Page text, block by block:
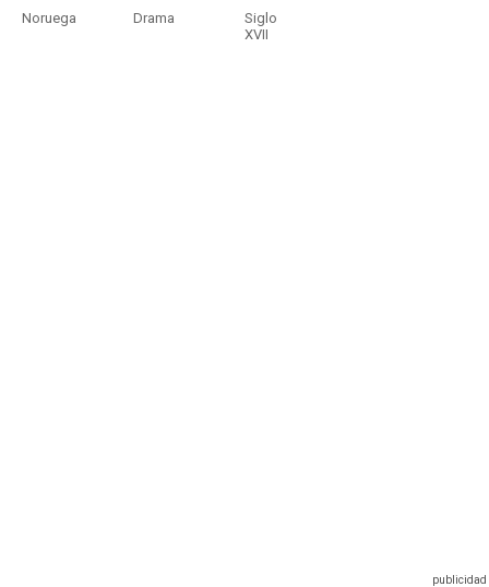
Noruega Drama
Siglo
XVII